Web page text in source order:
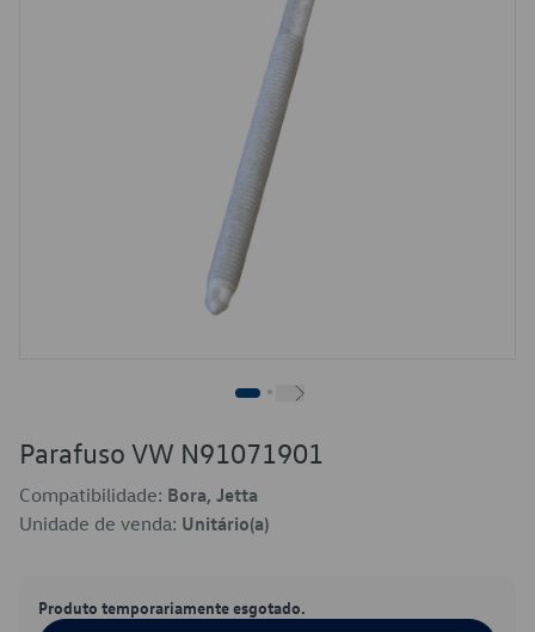
Parafuso VW N91071901
Compatibilidade: Bora, Jetta
Unidade de venda: Unitário(a)
Produto temporariamente esgotado.